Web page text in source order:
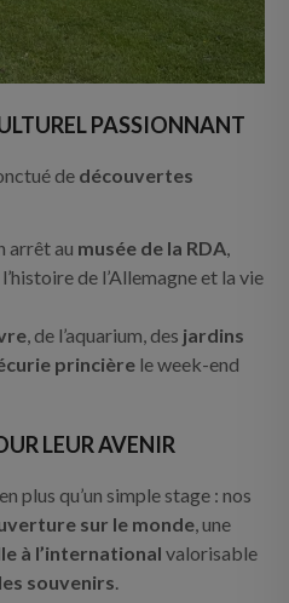
PASSIONNANT
de découvertes
arrêt au musée de la RDA
de l’Allemagne et la vie
, de l’aquarium, des jardins
princière le week-end
LEUR AVENIR
plus qu’un simple stage : nos
sur le monde , une
à l’international valorisable
souvenirs